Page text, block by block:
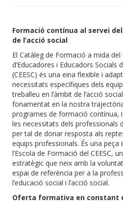
Formació contínua al servei
de l’acció social
El Catàleg de Formació a mida del
d’Educadores i Educadors Socials
(CEESC) és una eina flexible i
necessitats específiques dels
treballeu en l’àmbit de l’acció
fonamentat en la nostra
programes de formació contínua,
les necessitats dels professionals
per tal de donar resposta als
equips professionals. És una peça
l’Escola de Formació del CEESC,
estratègic que neix amb la
espai de referència per a la
l’educació social i l’acció social.
Oferta formativa en constant